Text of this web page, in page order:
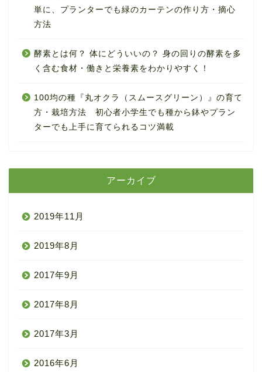
単に、プランターでも緑のカーテンの作り方・摘心
方法
酵素とは何？ 体にどういいの？ 身の回りの酵素を多
く含む食材・働きと栄養素をわかりやすく！
100均の種『丸オクラ（スムースグリーン）』の育て
方・栽培方法 初心者小学生でも種から鉢やプラン
ターでも上手に育てられるコツ満載
アーカイブ
2019年11月
2019年8月
2017年9月
2017年8月
2017年3月
2016年6月